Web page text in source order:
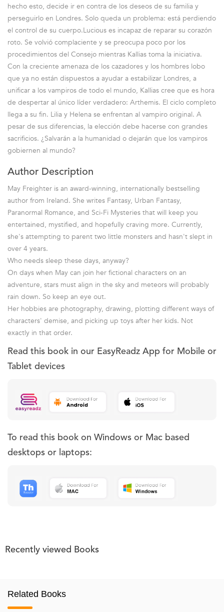
hecho esto, decide ir en contra de los deseos de su familia y
perseguirlo en Londres. Solo queda un problema: está perdiendo
el control de su cuerpo.Lucious es incapaz de reparar su corazón
roto. Se volvió complaciente y se preocupa poco por los
procedimientos del Consejo mientras Kallias toma la iniciativa.
Con la creciente amenaza de los cazadores y los hombres lobo
que ya no están dispuestos a ayudar a estabilizar Londres, a
unificar a los vampiros de todo el mundo, Kallias cree que es hora
de despertar al único líder verdadero: Arthemis. El ciclo completo
llega a su fin. Lilia y Helena se enfrentan al vampiro original. A
pesar de sus diferencias, la elección debe hacerse con grandes
sacrificios. ¿Salvarán a la humanidad o dejarán que los vampiros
gobiernen al mundo?
Author Description
May Freighter is an award-winning, internationally bestselling
author from Ireland. She writes Fantasy, Urban Fantasy,
Paranormal Romance, and Sci-Fi Mysteries that will keep you
entertained, mystified, and hopefully craving more. Currently,
she's attempting to parent two little monsters and hasn't slept in
over 4 years.
Who needs sleep these days, anyway?
On days when May can join her fictional characters on an
adventure, stars must align in the sky and meteors will probably
rain down. So keep an eye out.
Her hobbies are photography, drawing, plotting different ways of
characters' demise, and picking up toys after her kids. Not
exactly in that order.
Read this book in our EasyReadz App for Mobile or
Tablet devices
To read this book on Windows or Mac based
desktops or laptops:
Recently viewed Books
Related Books